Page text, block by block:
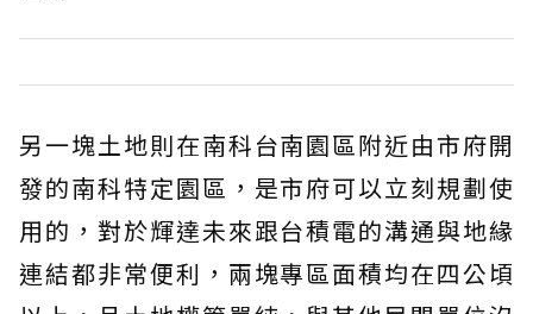
另一塊土地則在南科台南園區附近由市府開
發的南科特定園區，是市府可以立刻規劃使
用的，對於輝達未來跟台積電的溝通與地緣
連結都非常便利，兩塊專區面積均在四公頃